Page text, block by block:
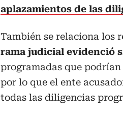
aplazamientos de las
También se relaciona los
rama judicial evidenció
programadas que
por lo que el ente
todas las diligencias